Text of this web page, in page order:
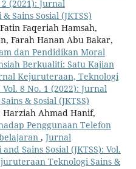
2 (2021): Jurnal
Sains Sosial (JKTSS)
Faqeriah Hamsah,
Farah Hanan Abu Bakar,
dan Pendidikan Moral
Berkualiti: Satu Kajian
Kejuruteraan, Teknologi
Vol. 8 No. 1 (2022): Jurnal
& Sosial (JKTSS)
Ahmad Hanif,
Penggunaan Telefon
, Jurnal
Sains Sosial (JKTSS): Vol.
Teknologi Sains &